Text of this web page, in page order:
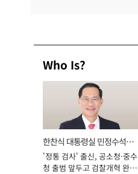
Who Is?
한찬식 대통령실 민정수석비
서관
'정통 검사' 출신, 공소청·중수
청 출범 앞두고 검찰개혁 완수